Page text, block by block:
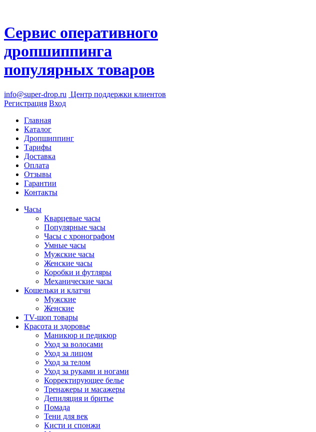
Сервис оперативного
дропшиппинга
популярных товаров
info@super-drop.ru Центр поддержки клиентов
Регистрация Вход
Главная
Каталог
Дропшиппинг
Тарифы
Доставка
Оплата
Отзывы
Гарантии
Контакты
Часы
Кварцевые часы
Популярные часы
Часы с хронографом
Умные часы
Мужские часы
Женские часы
Коробки и футляры
Механические часы
Кошельки и клатчи
Мужские
Женские
TV-шоп товары
Красота и здоровье
Маникюр и педикюр
Уход за волосами
Уход за лицом
Уход за телом
Уход за руками и ногами
Корректирующее белье
Тренажеры и масажеры
Депиляция и бритье
Помада
Тени для век
Кисти и спонжи